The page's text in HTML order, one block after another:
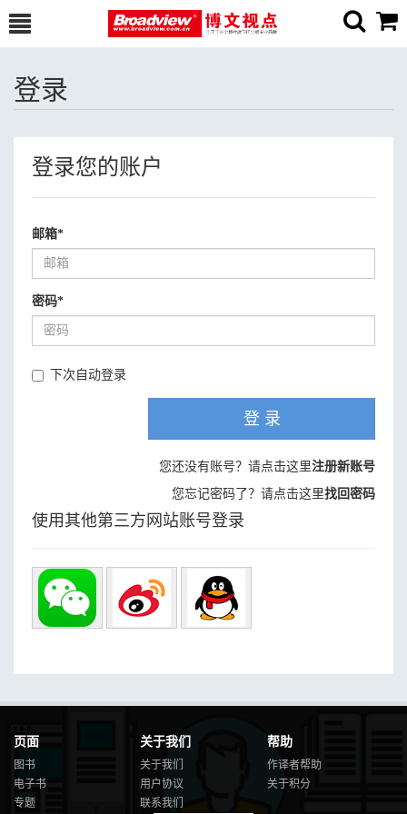
登录
登录您的账户
邮箱*
密码*
下次自动登录
登 录
您还没有账号？请点击这里注册新账号
您忘记密码了？请点击这里找回密码
使用其他第三方网站账号登录
页面
图书
电子书
专题
关于我们
关于我们
用户协议
联系我们
帮助
作译者帮助
关于积分